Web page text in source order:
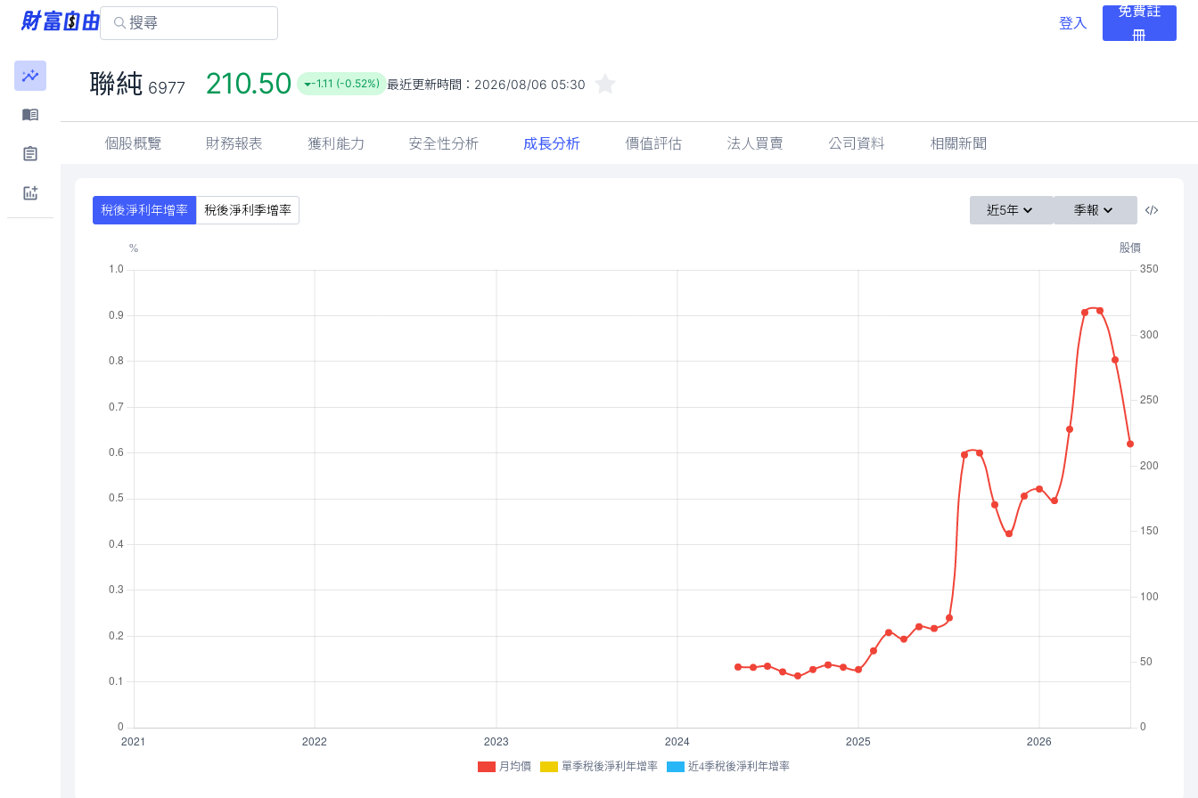
登入
免費註
冊
聯純 6977 210.50 -1.11 (-0.52%) 最近更新時間： 2026/08/06 05:30
個股概覽 財務報表 獲利能力 安全性分析 成長分析 價值評估 法人買賣 公司資料 相關新聞
稅後淨利年增率 稅後淨利季增率 近5年 季報
月均價 單季稅後淨利年增率 近4季稅後淨利年增率